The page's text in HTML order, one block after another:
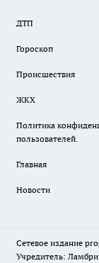
ДТП
Гороскоп
Происшествия
ЖКХ
Политика
пользователей.
Главная
Новости
Сетевое издание
Учредитель: